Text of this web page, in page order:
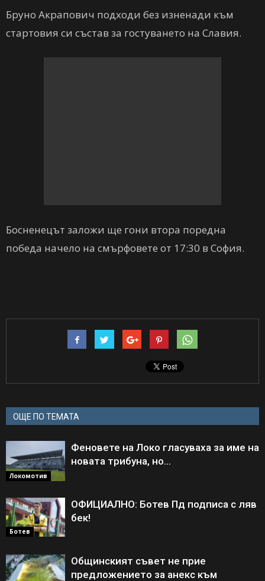
Бруно Акрапович подходи без изненади към
стартовия си състав за гостуването на Славия.
Босненецът заложи ще гони втора поредна
победа начело на смърфовете от 17:30 в София.
ОЩЕ ПО ТЕМАТА
Локомотив
Феновете на Локо гласуваха за име на
новата трибуна, но…
Ботев
ОФИЦИАЛНО: Ботев Пд подписа с ляв
бек!
Общинският съвет не прие
предложението за анекс към